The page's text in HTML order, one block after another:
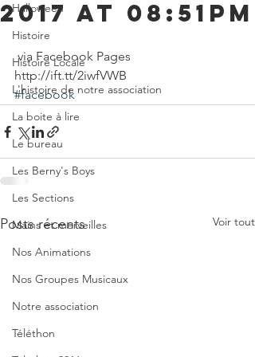
Halloween
Histoire
Histoire Locale
L'histoire de notre association
La boite à lire
Le bureau
Les Berny's Boys
Les Sections
Mains et merveilles
Nos Animations
Nos Groupes Musicaux
Notre association
Téléthon
2017 at 08:51PM
http://ift.tt/2iwfVWB
#facebook
Posts récents Voir tout